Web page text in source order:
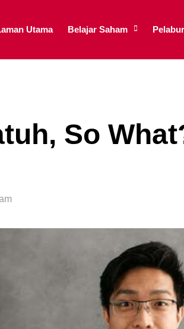
Utama Belajar Saham
So